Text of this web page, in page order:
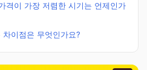
격이 가장 저렴한 시기는 언제인가
이점은 무엇인가요?